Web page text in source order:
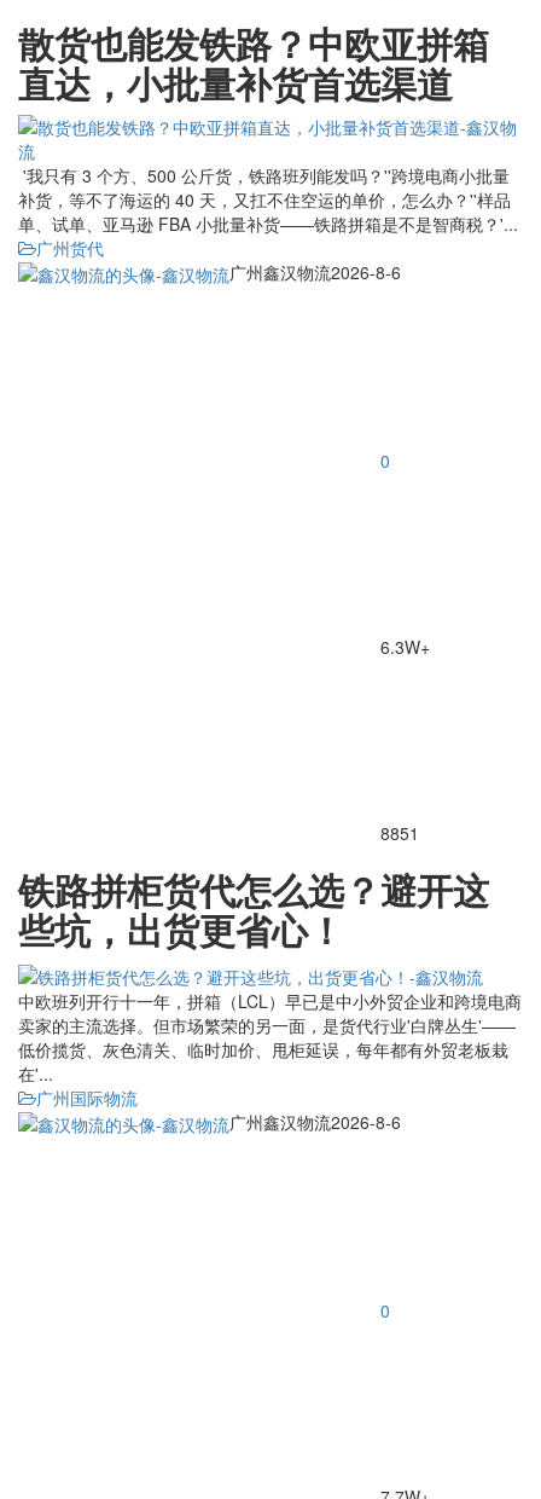
散货也能发铁路？中欧亚拼箱
直达，小批量补货首选渠道
'我只有 3 个方、500 公斤货，铁路班列能发吗？''跨境电商小批量
补货，等不了海运的 40 天，又扛不住空运的单价，怎么办？''样品
单、试单、亚马逊 FBA 小批量补货——铁路拼箱是不是智商税？'...
广州货代
广州鑫汉物流2026-8-6
0
6.3W+
8851
铁路拼柜货代怎么选？避开这
些坑，出货更省心！
中欧班列开行十一年，拼箱（LCL）早已是中小外贸企业和跨境电商
卖家的主流选择。但市场繁荣的另一面，是货代行业'白牌丛生'——
低价揽货、灰色清关、临时加价、甩柜延误，每年都有外贸老板栽
在'...
广州国际物流
广州鑫汉物流2026-8-6
0